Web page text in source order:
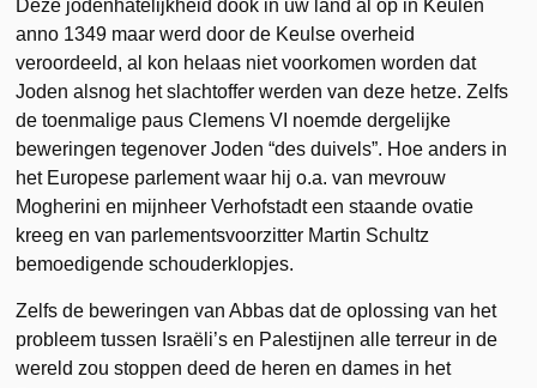
Deze jodenhatelijkheid dook in uw land al op in Keulen
anno 1349 maar werd door de Keulse overheid
veroordeeld, al kon helaas niet voorkomen worden dat
Joden alsnog het slachtoffer werden van deze hetze. Zelfs
de toenmalige paus Clemens VI noemde dergelijke
beweringen tegenover Joden “des duivels”. Hoe anders in
het Europese parlement waar hij o.a. van mevrouw
Mogherini en mijnheer Verhofstadt een staande ovatie
kreeg en van parlementsvoorzitter Martin Schultz
bemoedigende schouderklopjes.
Zelfs de beweringen van Abbas dat de oplossing van het
probleem tussen Israëli’s en Palestijnen alle terreur in de
wereld zou stoppen deed de heren en dames in het